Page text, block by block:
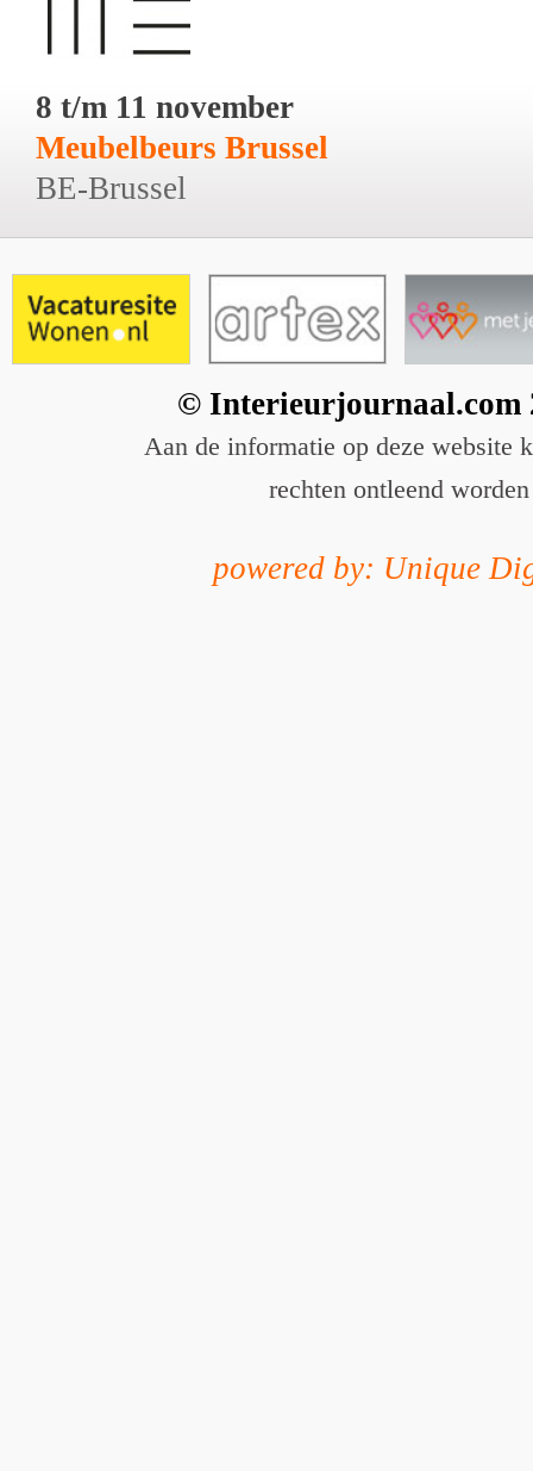
8 t/m 11 november
Meubelbeurs Brussel
BE-Brussel
© Interieurjournaal.com
Aan de informatie op deze website
rechten ontleend worden
powered by: Unique